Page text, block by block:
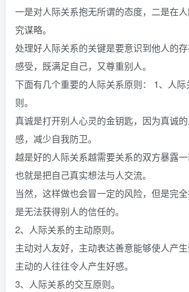
一是对人际关系抱无所谓的态度，二是在
究谋略。
处理好人际关系的关键是要意识到他人的
感受，既满足自己，又尊重别人。
下面有几个重要的人际关系原则： 1、人
则。
真诚是打开别人心灵的金钥匙，因为真诚
感，减少自我防卫。
越是好的人际关系越需要关系的双方暴露一
也就是把自己真实想法与人交流。
当然，这样做也会冒一定的风险，但是完
是无法获得别人的信任的。
2、人际关系的主动原则。
主动对人友好，主动表达善意能够使人产生
主动的人往往令人产生好感。
3、人际关系的交互原则。